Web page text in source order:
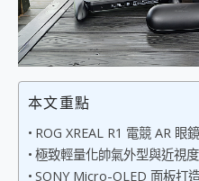
超好用的 PLAUD
飛利浦 JS7310 ⚡【電急便｜行動儲能救車電源】 可靠的旅行夥伴！帶給您優異的安全性與強大供電效能
是螢幕也是電視! 一機超多用途「MSI微星 Modern
您的專屬AI 助手 Yoga Slim 7 Aura Edition 觸控AI筆電 開箱 評測
本文重點
ROG XREAL R1 電競 AR 眼
極致輕量化帥氣外型與近視
SONY Micro-OLED 面板打